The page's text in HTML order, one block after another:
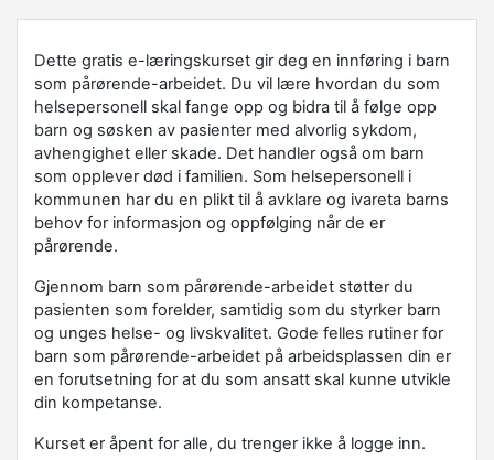
Dette gratis e-læringskurset gir deg en innføring i barn
som pårørende-arbeidet. Du vil lære hvordan du som
helsepersonell skal fange opp og bidra til å følge opp
barn og søsken av pasienter med alvorlig sykdom,
avhengighet eller skade. Det handler også om barn
som opplever død i familien. Som helsepersonell i
kommunen har du en plikt til å avklare og ivareta barns
behov for informasjon og oppfølging når de er
pårørende.
Gjennom barn som pårørende-arbeidet støtter du
pasienten som forelder, samtidig som du styrker barn
og unges helse- og livskvalitet. Gode felles rutiner for
barn som pårørende-arbeidet på arbeidsplassen din er
en forutsetning for at du som ansatt skal kunne utvikle
din kompetanse.
Kurset er åpent for alle, du trenger ikke å logge inn.